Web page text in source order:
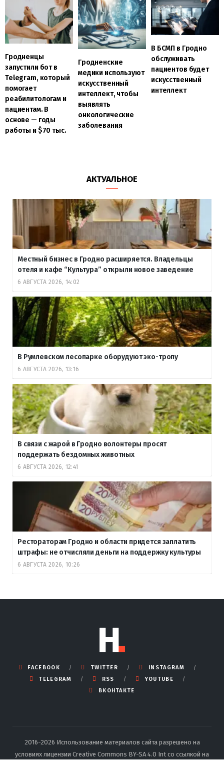
Гродненцы
запустили бот в
Telegram, который
помогает
реабилитологам и
пациентам. В
основе — годы
работы и $70 тыс.
Гродненские
медики используют
искусственный
интеллект, чтобы
выявлять
онкологические
заболевания
В БСМП в Гродно
обслуживать
пациентов будет
искусственный
интеллект
АКТУАЛЬНОЕ
Местный бизнес в Гродно расширяется. Владельцы
отеля и кафе “Культура” открыли новое заведение
6 АВГУСТА 2026, 14:02
В Румлевском лесопарке оборудуют эко-тропу
6 АВГУСТА 2026, 13:16
В связи с жарой в Гродно волонтеры просят
поддержать бездомных животных
6 АВГУСТА 2026, 12:41
Рестораторам Гродно и области придется заплатить
штрафы: не отчисляли деньги на поддержку культуры
6 АВГУСТА 2026, 10:26
FACEBOOK TWITTER
INSTAGRAM
TELEGRAM
RSS
YOUTUBE
ВКОНТАКТЕ
2016-2026 Использование материалов сайта разрешено на
условиях лицензии Creative Commons BY-SA 4.0 Int со ссылкой на